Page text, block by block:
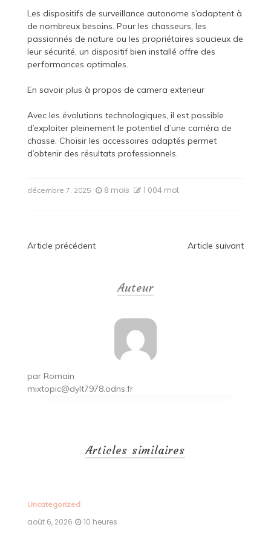
Les dispositifs de surveillance autonome s’adaptent à
de nombreux besoins. Pour les chasseurs, les
passionnés de nature ou les propriétaires soucieux de
leur sécurité, un dispositif bien installé offre des
performances optimales.
En savoir plus à propos de camera exterieur
Avec les évolutions technologiques, il est possible
d’exploiter pleinement le potentiel d’une caméra de
chasse. Choisir les accessoires adaptés permet
d’obtenir des résultats professionnels.
décembre 7, 2025 8 mois 1 004 mot
Navigation
Article précédent Article suivant
Auteur
par Romain
mixtopic@dylt7978.odns.fr
Articles similaires
Uncategorized
août 6, 2026 10 heures